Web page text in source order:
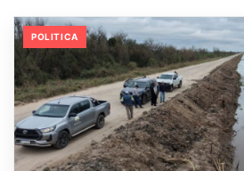
POLITICA